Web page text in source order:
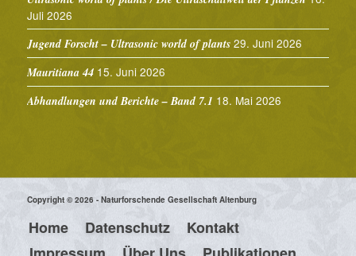
Juli 2026
Jugend Forscht – Ultrasonic world of plants 29. Juni 2026
Mauritiana 44 15. Juni 2026
Abhandlungen und Berichte – Band 7.1 18. Mai 2026
Copyright © 2026 - Naturforschende Gesellschaft Altenburg
Home Datenschutz
Kontakt